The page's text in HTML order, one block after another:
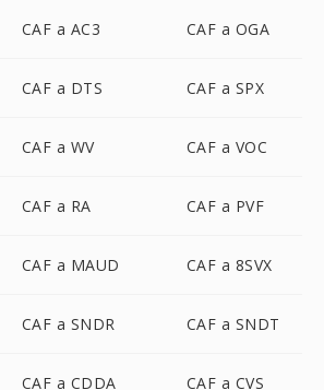
CAF a AC3 CAF a OGA
CAF a DTS CAF a SPX
CAF a WV CAF a VOC
CAF a RA CAF a PVF
CAF a MAUD CAF a 8SVX
CAF a SNDR CAF a SNDT
CAF a CDDA CAF a CVS